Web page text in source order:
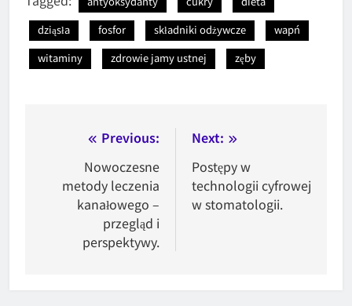
dziąsła
fosfor składniki odżywcze
wapń
witaminy
zdrowie jamy ustnej zęby
Nawigacja
wpisu
Previous:
Nowoczesne
metody leczenia
kanałowego –
przegląd i
perspektywy.
Next:
Postępy w
technologii cyfrowej
w stomatologii.